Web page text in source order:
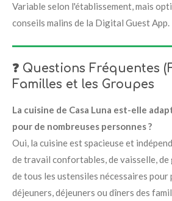
Variable selon l'établissement, mais
conseils malins de la Digital Guest App.
❓ Questions Fréquentes
Familles et les Groupes
La cuisine de Casa Luna est-elle
pour de nombreuses personnes ?
Oui, la cuisine est spacieuse et
de travail confortables, de vaisselle,
de tous les ustensiles nécessaires
déjeuners, déjeuners ou dîners des